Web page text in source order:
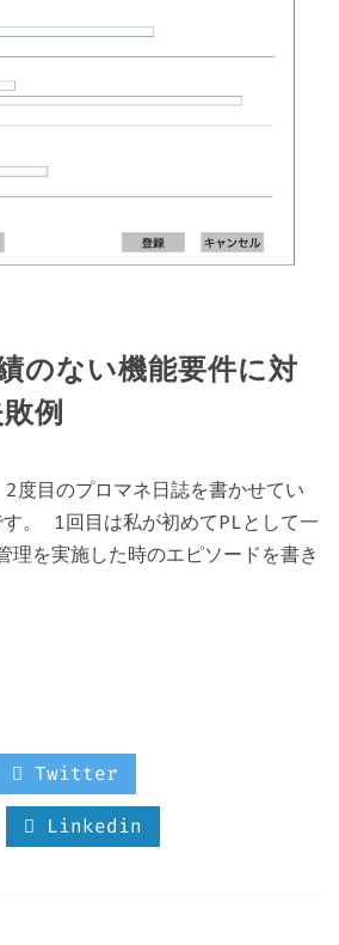
のない機能要件に対
例
度目のプロマネ日誌を書かせてい
。 1回目は私が初めてPLとして一
理を実施した時のエピソードを書き
Twitter
Linkedin